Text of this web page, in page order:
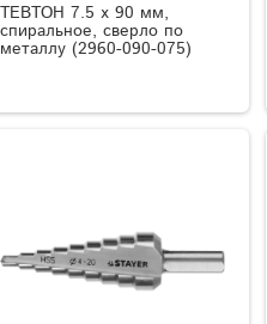
ТЕВТОН 7.5 x 90 мм,
спиральное, сверло по
металлу (2960-090-075)